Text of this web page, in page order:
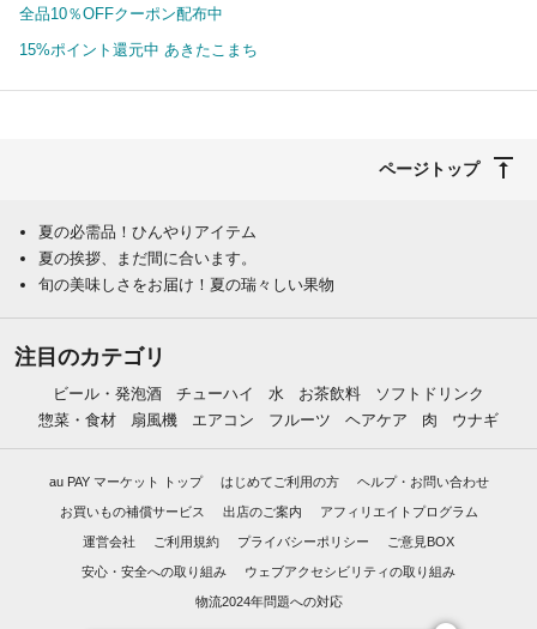
全品10％OFFクーポン配布中
15%ポイント還元中 あきたこまち
ページトップ
夏の必需品！ひんやりアイテム
夏の挨拶、まだ間に合います。
旬の美味しさをお届け！夏の瑞々しい果物
注目のカテゴリ
ビール・発泡酒 チューハイ 水 お茶飲料
ソフトドリンク
惣菜・食材
扇風機 エアコン フルーツ ヘアケア 肉 ウナギ
au PAY マーケット トップ はじめてご利用の方 ヘルプ・お問い合わせ
お買いもの補償サービス 出店のご案内 アフィリエイトプログラム
運営会社 ご利用規約 プライバシーポリシー ご意見BOX
安心・安全への取り組み ウェブアクセシビリティの取り組み
物流2024年問題への対応